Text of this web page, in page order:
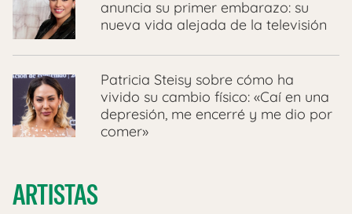
anuncia su primer embarazo: su
nueva vida alejada de la televisión
Patricia Steisy sobre cómo ha
vivido su cambio físico: «Caí en una
depresión, me encerré y me dio por
comer»
ARTISTAS